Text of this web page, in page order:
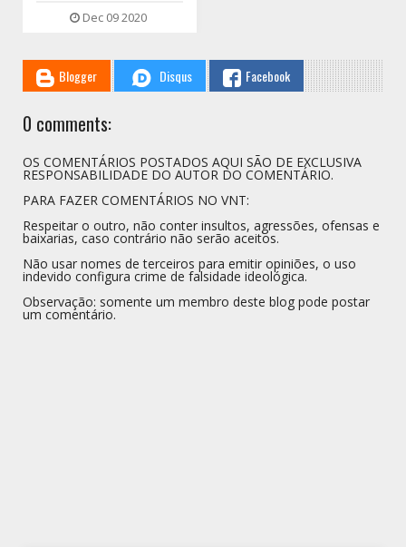
Dec 09 2020
Blogger Disqus Facebook
0 comments:
OS COMENTÁRIOS POSTADOS AQUI SÃO DE EXCLUSIVA
RESPONSABILIDADE DO AUTOR DO COMENTÁRIO.
PARA FAZER COMENTÁRIOS NO VNT:
Respeitar o outro, não conter insultos, agressões, ofensas e
baixarias, caso contrário não serão aceitos.
Não usar nomes de terceiros para emitir opiniões, o uso
indevido configura crime de falsidade ideológica.
Observação: somente um membro deste blog pode postar
um comentário.